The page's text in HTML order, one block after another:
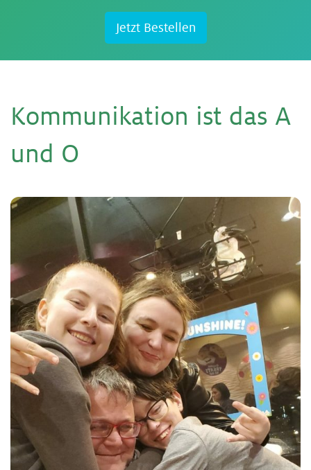
Jetzt Bestellen
Kom­mu­ni­ka­ti­on ist das A
und O